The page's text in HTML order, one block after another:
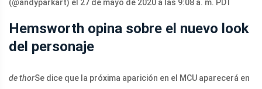
(@andyparkart) el 27 de mayo de 2020 a las 9:08 a. m. PDT
Hemsworth opina sobre el nuevo look
del personaje
de thorSe dice que la próxima aparición en el MCU aparecerá en